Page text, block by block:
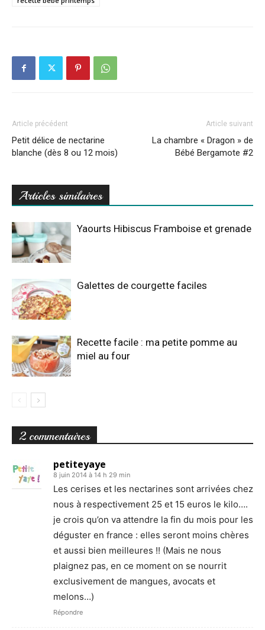
Article précédent
Petit délice de nectarine
blanche (dès 8 ou 12 mois)
Article suivant
La chambre « Dragon » de
Bébé Bergamote #2
Articles similaires
Yaourts Hibiscus Framboise et grenade
Galettes de courgette faciles
Recette facile : ma petite pomme au
miel au four
2 commentaires
petiteyaye
8 juin 2014 à 14 h 29 min
Les cerises et les nectarines sont arrivées chez
nous à respectivement 25 et 15 euros le kilo….
je crois qu’on va attendre la fin du mois pour les
déguster en france : elles seront moins chères
et aussi bien meilleures !! (Mais ne nous
plaignez pas, en ce moment on se nourrit
exclusivement de mangues, avocats et
melons…)
Répondre